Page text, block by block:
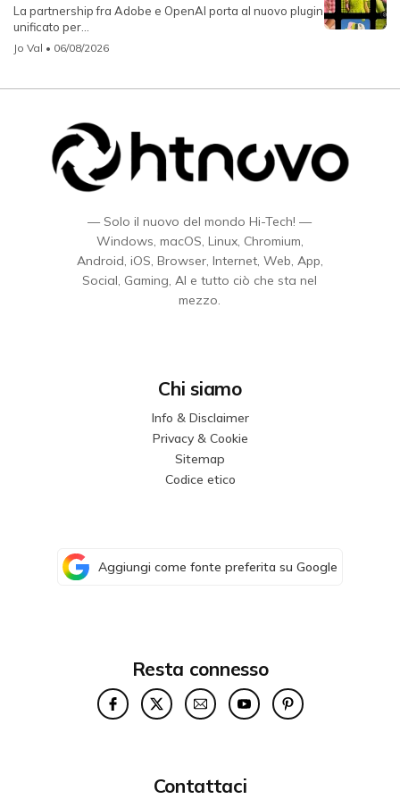
La partnership fra Adobe e OpenAI porta al nuovo plugin
unificato per...
Jo Val • 06/08/2026
— Solo il nuovo del mondo Hi-Tech! —
Windows, macOS, Linux, Chromium,
Android, iOS, Browser, Internet, Web, App,
Social, Gaming, AI e tutto ciò che sta nel
mezzo.
Chi siamo
Info & Disclaimer
Privacy & Cookie
Sitemap
Codice etico
Aggiungi come fonte preferita su Google
Resta connesso
Contattaci